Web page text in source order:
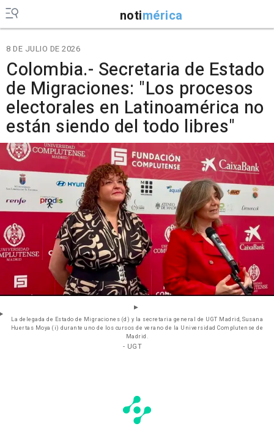
notimérica
8 DE JULIO DE 2026
Colombia.- Secretaria de Estado
de Migraciones: "Los procesos
electorales en Latinoamérica no
están siendo del todo libres"
La delegada de Estado de Migraciones (d) y la secretaria general de UGT Madrid, Susana
Huertas Moya (i) durante uno de los cursos de verano de la Universidad Complutense de
Madrid.
- UGT